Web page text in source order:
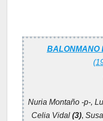
BALONMANO
Nuria Montaño -p-,
Celia Vidal (3),